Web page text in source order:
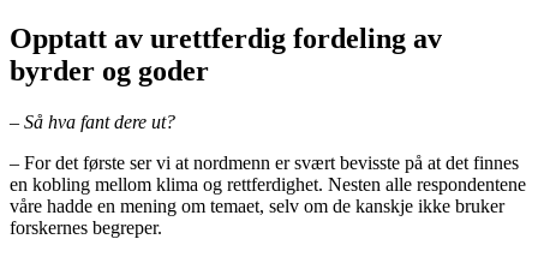
Opptatt av urettferdig fordeling av
byrder og goder
– Så hva fant dere ut?
– For det første ser vi at nordmenn er svært bevisste på at det finnes
en kobling mellom klima og rettferdighet. Nesten alle respondentene
våre hadde en mening om temaet, selv om de kanskje ikke bruker
forskernes begreper.